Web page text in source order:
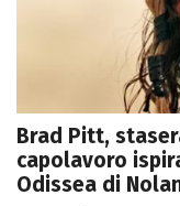
Brad Pitt,
capolavoro
Odissea di